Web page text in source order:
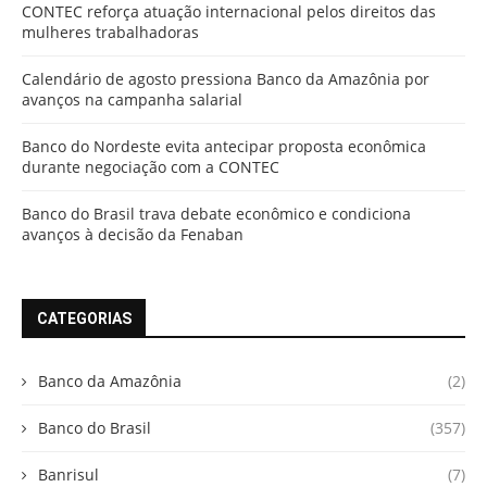
CONTEC reforça atuação internacional pelos direitos das
mulheres trabalhadoras
Calendário de agosto pressiona Banco da Amazônia por
avanços na campanha salarial
Banco do Nordeste evita antecipar proposta econômica
durante negociação com a CONTEC
Banco do Brasil trava debate econômico e condiciona
avanços à decisão da Fenaban
CATEGORIAS
Banco da Amazônia (2)
Banco do Brasil (357)
Banrisul (7)